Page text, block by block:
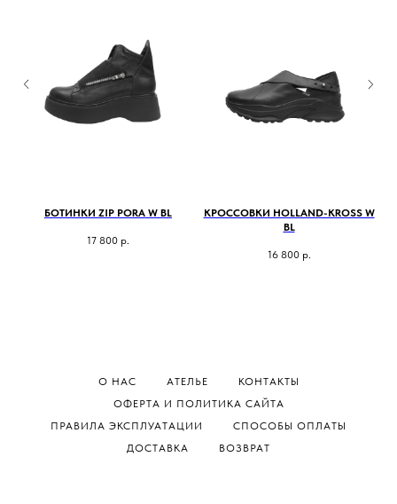
БОТИНКИ ZIP PORA W BL
17 800 р.
КРОССОВКИ HOLLAND-KROSS W
BL
16 800 р.
О НАС АТЕЛЬЕ
КОНТАКТЫ
ОФЕРТА И ПОЛИТИКА САЙТА
ПРАВИЛА ЭКСПЛУАТАЦИИ
СПОСОБЫ ОПЛАТЫ
ДОСТАВКА
ВОЗВРАТ